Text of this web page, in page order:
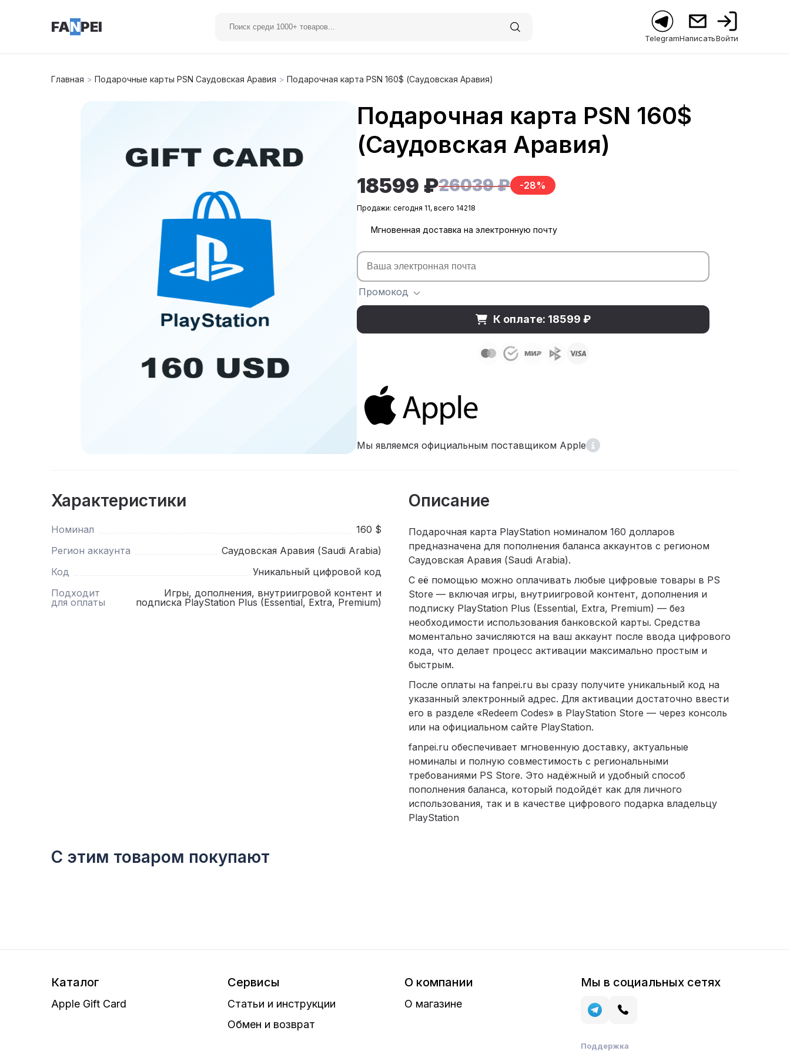
FANPEI
TelegramНаписатьВойти
Главная > Подарочные карты PSN Саудовская Аравия > Подарочная карта PSN 160$ (Саудовская Аравия)
Подарочная карта PSN 160$
(Саудовская Аравия)
18599 ₽26039 ₽ -28%
Продажи: сегодня 11, всего 14218
Мгновенная доставка на электронную почту
Промокод
К оплате: 18599 ₽
Мы являемся официальным поставщиком Apple
Характеристики
Номинал
160 $
Регион аккаунта
Саудовская Аравия (Saudi Arabia)
Код
Уникальный цифровой код
Подходит
для оплаты
Игры, дополнения, внутриигровой контент и
подписка PlayStation Plus (Essential, Extra, Premium)
Описание
Подарочная карта PlayStation номиналом 160 долларов
предназначена для пополнения баланса аккаунтов с регионом
Саудовская Аравия (Saudi Arabia).
С её помощью можно оплачивать любые цифровые товары в PS
Store — включая игры, внутриигровой контент, дополнения и
подписку PlayStation Plus (Essential, Extra, Premium) — без
необходимости использования банковской карты. Средства
моментально зачисляются на ваш аккаунт после ввода цифрового
кода, что делает процесс активации максимально простым и
быстрым.
После оплаты на fanpei.ru вы сразу получите уникальный код на
указанный электронный адрес. Для активации достаточно ввести
его в разделе «Redeem Codes» в PlayStation Store — через консоль
или на официальном сайте PlayStation.
fanpei.ru обеспечивает мгновенную доставку, актуальные
номиналы и полную совместимость с региональными
требованиями PS Store. Это надёжный и удобный способ
пополнения баланса, который подойдёт как для личного
использования, так и в качестве цифрового подарка владельцу
PlayStation
С этим товаром покупают
Каталог
Apple Gift Card
Сервисы
Статьи и инструкции
Обмен и возврат
О компании
О магазине
Мы в социальных сетях
Поддержка